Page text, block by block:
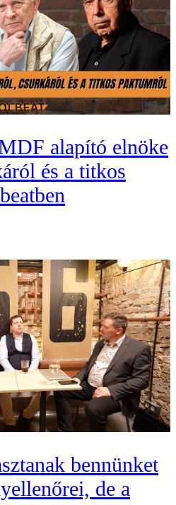
alapító elnöke
és a titkos
bennünket
de a